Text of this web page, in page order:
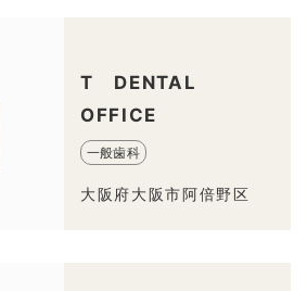
T DENTAL
OFFICE
一般歯科
大阪府大阪市阿倍野区